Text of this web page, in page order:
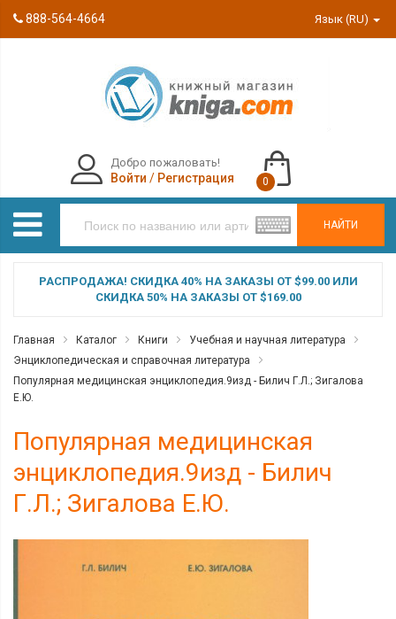
888-564-4664 Язык (RU)
НАЙТИ
Добро пожаловать!
Войти / Регистрация 0
РАСПРОДАЖА! СКИДКА 40% НА ЗАКАЗЫ ОТ $99.00 ИЛИ
СКИДКА 50% НА ЗАКАЗЫ ОТ $169.00
Главная Каталог Книги
Учебная и научная литература
Энциклопедическая и справочная литература
Популярная медицинская энциклопедия.9изд - Билич Г.Л.; Зигалова
Е.Ю.
Популярная медицинская
энциклопедия.9изд - Билич
Г.Л.; Зигалова Е.Ю.